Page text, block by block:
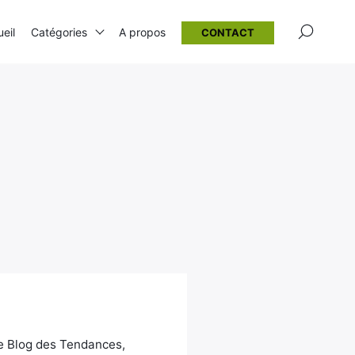
Blog des Tendances,
Catégories A propos CONTACT